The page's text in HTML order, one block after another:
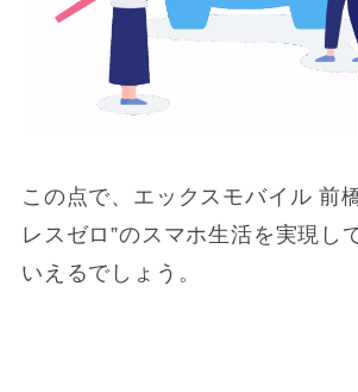
この点で、エックスモバイル 前
レスゼロ”のスマホ生活を実現し
いえるでしょう。